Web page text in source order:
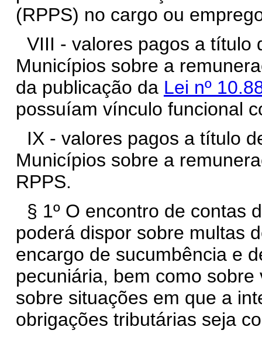
(RPPS) no cargo ou
VIII - valores pagos a título
Municípios sobre a
da publicação da Lei nº
possuíam vínculo funcional
IX - valores pagos a título
Municípios sobre a
RPPS.
§ 1º O encontro de contas
poderá dispor sobre multas
encargo de sucumbência e
pecuniária, bem como
sobre situações em que a
obrigações tributárias seja